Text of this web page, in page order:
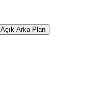
Açık Arka Plan